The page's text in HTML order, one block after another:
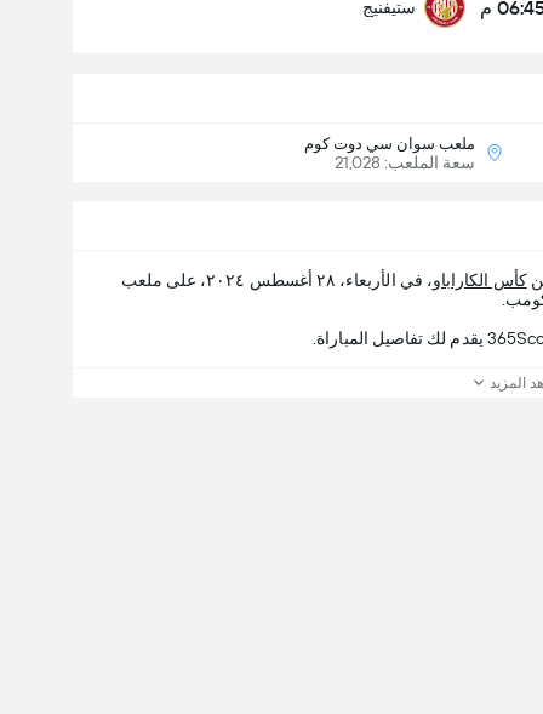
م ستيفنيج
ملعب سوان سي دوت كوم
سعة الملعب: 21,028
كأس الكاراباو
، في الأربعاء، ٢٨ أغسطس ٢٠٢٤، على ملعب
المزيد